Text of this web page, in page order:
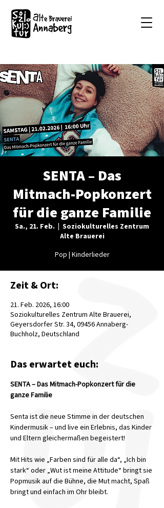
SENTA – Das
Mitmach-Popkonzert
für die ganze Familie
Sa., 21. Feb.
Soziokulturelles Zentrum
Alte Brauerei
Pop | Kinderlieder
Zeit & Ort:
21. Feb. 2026, 16:00
Soziokulturelles Zentrum Alte Brauerei,
Geyersdorfer Str. 34, 09456 Annaberg-
Buchholz, Deutschland
Das erwartet euch:
SENTA – Das Mitmach-Popkonzert für die
ganze Familie
Senta ist die neue Stimme in der deutschen
Kindermusik – und live ein Erlebnis, das Kinder
und Eltern gleichermaßen begeistert!
Mit Hits wie „Farben sind für alle da“, „Ich bin
stark“ oder „Wut ist meine Attitude“ bringt sie
Popmusik auf die Bühne, die Mut macht, Spaß
bringt und einfach im Ohr bleibt.